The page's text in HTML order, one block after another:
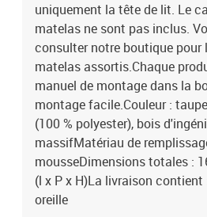
uniquement la tête de lit. Le
matelas ne sont pas inclus.
consulter notre boutique pour
matelas assortis.Chaque
manuel de montage dans la
montage facile.Couleur :
(100 % polyester), bois
massifMatériau de
mousseDimensions totales :
(l x P x H)La livraison
oreille